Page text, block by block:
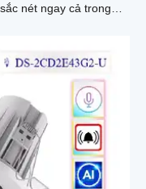
nét ngay cả trong